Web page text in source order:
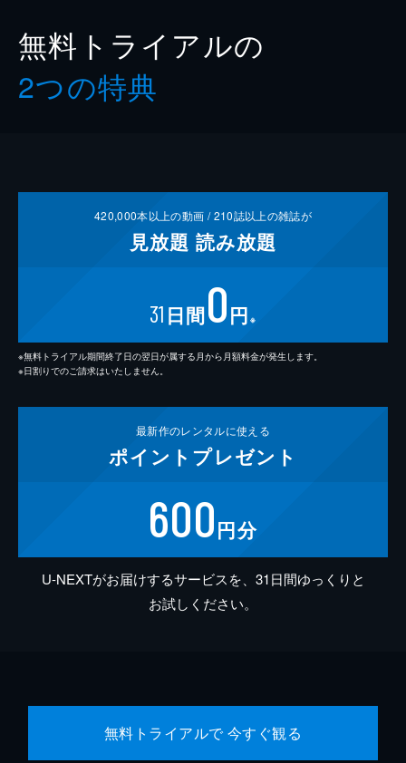
無料トライアルの
2つの特典
420,000本以上の動画 /210誌以上の雑誌が
見放題 読み放題
31 日間0円 ※
※無料トライアル期間終了日の翌日が属する月から月額料金が発生します。
※日割りでのご請求はいたしません。
最新作のレンタルに使える
ポイント プレゼント
600円分
U-NEXTがお届けするサービスを、31日間ゆっくりと
お試しください。
無料トライアルで 今すぐ観る